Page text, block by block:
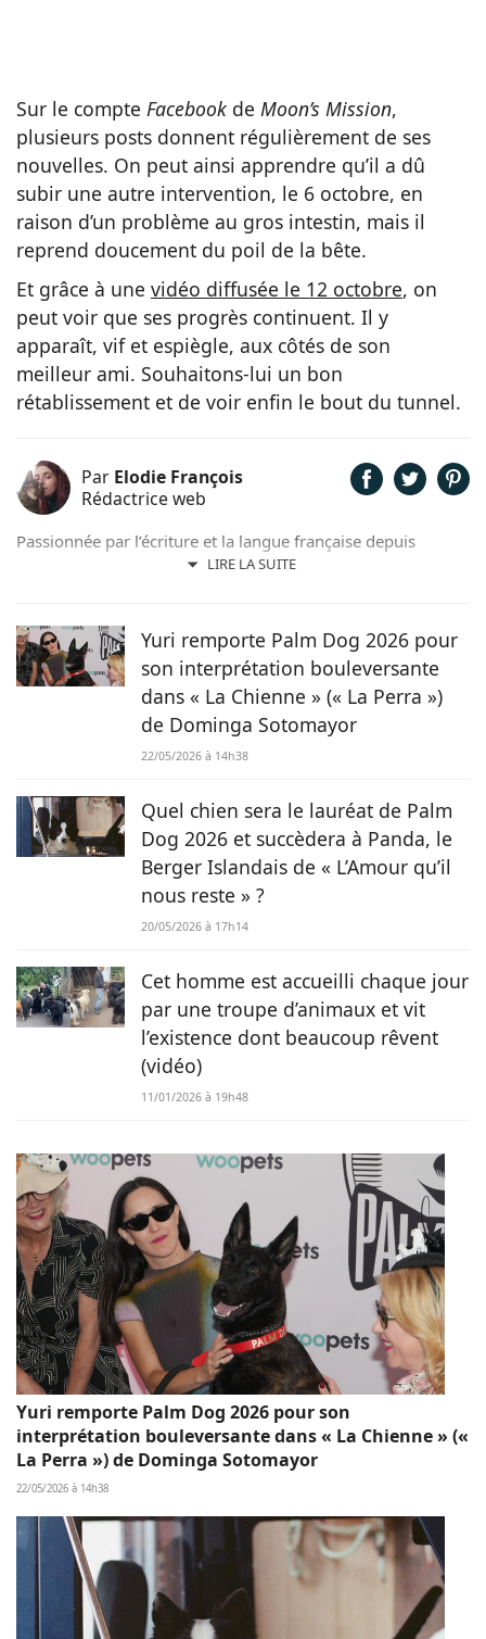
Sur le compte Facebook de Moon’s Mission,
plusieurs posts donnent régulièrement de ses
nouvelles. On peut ainsi apprendre qu’il a dû
subir une autre intervention, le 6 octobre, en
raison d’un problème au gros intestin, mais il
reprend doucement du poil de la bête.
Et grâce à une vidéo diffusée le 12 octobre, on
peut voir que ses progrès continuent. Il y
apparaît, vif et espiègle, aux côtés de son
meilleur ami. Souhaitons-lui un bon
rétablissement et de voir enfin le bout du tunnel.
Par Elodie François
Rédactrice web
LIRE LA SUITE
Passionnée par l’écriture et la langue française depuis
toujours, j’aime jouer avec les mots et les faire vivre.
Yuri remporte Palm Dog 2026 pour
son interprétation bouleversante
dans « La Chienne » (« La Perra »)
de Dominga Sotomayor
22/05/2026 à 14h38
Quel chien sera le lauréat de Palm
Dog 2026 et succèdera à Panda, le
Berger Islandais de « L’Amour qu’il
nous reste » ?
20/05/2026 à 17h14
Cet homme est accueilli chaque jour
par une troupe d’animaux et vit
l’existence dont beaucoup rêvent
(vidéo)
11/01/2026 à 19h48
Yuri remporte Palm Dog 2026 pour son
interprétation bouleversante dans « La Chienne » («
La Perra ») de Dominga Sotomayor
22/05/2026 à 14h38